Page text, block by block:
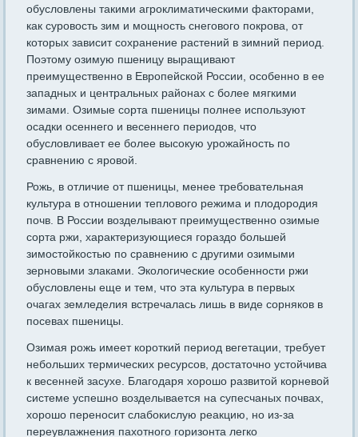
обусловлены такими агроклиматическими факторами,
как суровость зим и мощность снегового покрова, от
которых зависит сохранение растений в зимний период.
Поэтому озимую пшеницу выращивают
преимущественно в Европейской России, особенно в ее
западных и центральных районах с более мягкими
зимами. Озимые сорта пшеницы полнее используют
осадки осеннего и весеннего периодов, что
обусловливает ее более высокую урожайность по
сравнению с яровой.
Рожь, в отличие от пшеницы, менее требовательная
культура в отношении теплового режима и плодородия
почв. В России возделывают преимущественно озимые
сорта ржи, характеризующиеся гораздо большей
зимостойкостью по сравнению с другими озимыми
зерновыми злаками. Экологические особенности ржи
обусловлены еще и тем, что эта культура в первых
очагах земледелия встречалась лишь в виде сорняков в
посевах пшеницы.
Озимая рожь имеет короткий период вегетации, требует
небольших термических ресурсов, достаточно устойчива
к весенней засухе. Благодаря хорошо развитой корневой
системе успешно возделывается на супесчаных почвax,
хорошо переносит слабокислую реакцию, но из-за
переувлажнения пахотного горизонта легко